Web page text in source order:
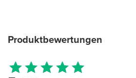
Produktbewertungen